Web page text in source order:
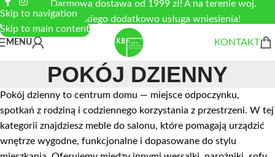
Skip to navigation
Skip to main content
Darmowa dostawa od 1999 zł! A na terenie woj.
łódzkiego dodatkowo usługa wniesienia!
MENU KONTAKT
POKÓJ DZIENNY
Pokój dzienny to centrum domu — miejsce odpoczynku,
spotkań z rodziną i codziennego korzystania z przestrzeni. W tej
kategorii znajdziesz meble do salonu, które pomagają urządzić
wnętrze wygodne, funkcjonalne i dopasowane do stylu